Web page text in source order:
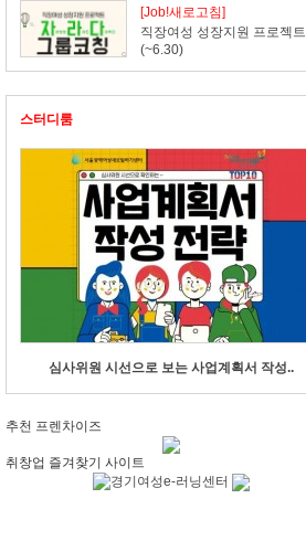
[Job!새로고침]
직장여성 성장지원 프로젝트
(~6.30)
스터디룸
심사위원 시선으로 보는 사업계획서 작성..
추천 프렌차이즈
취창업 즐겨찾기 사이트